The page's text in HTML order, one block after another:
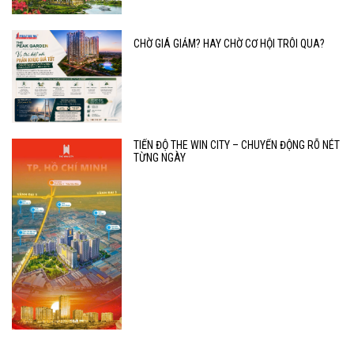
CHỜ GIÁ GIẢM? HAY CHỜ CƠ HỘI TRÔI QUA?
TIẾN ĐỘ THE WIN CITY – CHUYỂN ĐỘNG RÕ NÉT
TỪNG NGÀY